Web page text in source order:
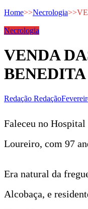
Home>>Necrologia>>
Necrologia
VENDA
BENEDITA
Redação Redação
Faleceu no
Loureiro, com 97
Era natural da
Alcobaça, e